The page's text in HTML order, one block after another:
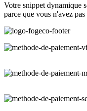
Votre snippet dynamique
parce que vous n'avez